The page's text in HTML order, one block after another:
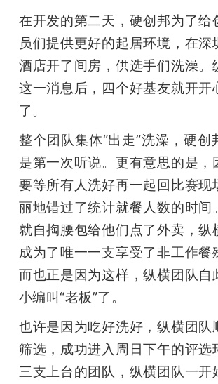
在开发的第二天，硬创邦为了给
员们提供更好的起居环境，在深
酒店开了间房，供选手们洗澡。
这一消息后，四个好基友就开开
了。
整个团队集体“出走”洗澡，硬创
是第一次听说。更有意思的是，
要等所有人洗好再一起回比赛现
丽地错过了统计就餐人数的时间
就自掏腰包给他们点了外卖，纵
成为了唯一一支享受了非工作餐
而也正是因为这样，纵横团队自
小编叫“老板”了。
也许是因为吃好洗好，纵横团队
筛选，成功进入周日下午的评选
三支上台的团队，纵横团队一开